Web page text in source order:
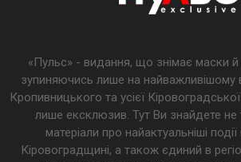
«Пульс» - видання, що знімає маски й
зупиняючись лише на найважливішому
Кропивницького та усієї
лише ексклюзив. Тут Ви знайдете не
матеріали про найактуальніші події
Кіровоградщині, а також єдиний в